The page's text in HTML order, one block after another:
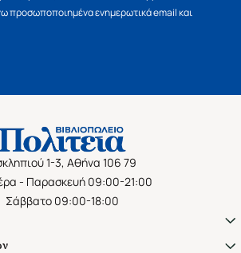
προσωποποιημένα ενημερωτικά email και
1-3, Αθήνα 106 79
- Παρασκευή 09:00-21:00
Σάββατο 09:00-18:00